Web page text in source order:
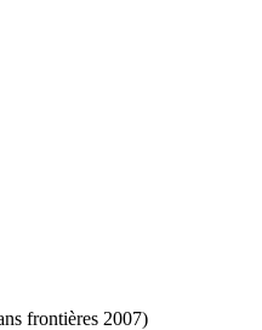
frontières 2007)